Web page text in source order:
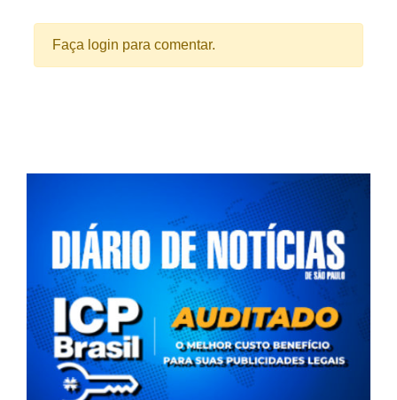
Faça login para comentar.